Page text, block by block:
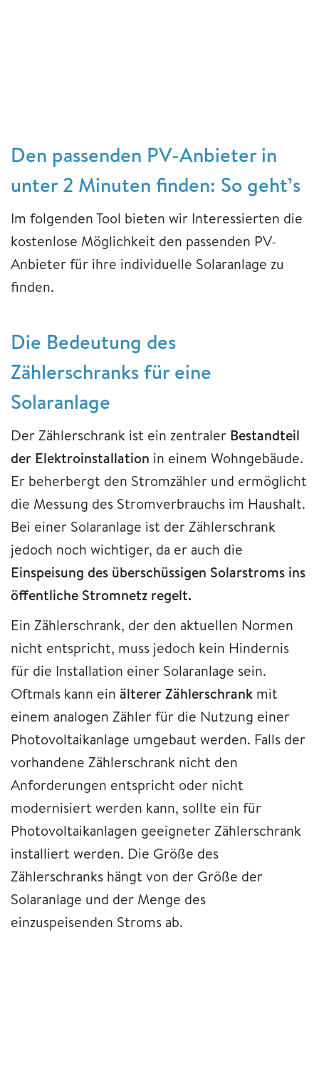
Den passenden PV-Anbieter in
unter 2 Minuten finden: So geht’s
Im folgenden Tool bieten wir Interessierten die
kostenlose Möglichkeit den passenden PV-
Anbieter für ihre individuelle Solaranlage zu
finden.
Die Bedeutung des
Zählerschranks für eine
Solaranlage
Der Zählerschrank ist ein zentraler Bestandteil
der Elektroinstallation in einem Wohngebäude.
Er beherbergt den Stromzähler und ermöglicht
die Messung des Stromverbrauchs im Haushalt.
Bei einer Solaranlage ist der Zählerschrank
jedoch noch wichtiger, da er auch die
Einspeisung des überschüssigen Solarstroms ins
öffentliche Stromnetz regelt.
Ein Zählerschrank, der den aktuellen Normen
nicht entspricht, muss jedoch kein Hindernis
für die Installation einer Solaranlage sein.
Oftmals kann ein älterer Zählerschrank mit
einem analogen Zähler für die Nutzung einer
Photovoltaikanlage umgebaut werden. Falls der
vorhandene Zählerschrank nicht den
Anforderungen entspricht oder nicht
modernisiert werden kann, sollte ein für
Photovoltaikanlagen geeigneter Zählerschrank
installiert werden. Die Größe des
Zählerschranks hängt von der Größe der
Solaranlage und der Menge des
einzuspeisenden Stroms ab.